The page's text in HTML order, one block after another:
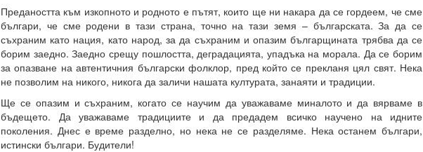
Предаността към изкопното и родното е пътят, които ще ни накара да се гордеем, че сме
българи, че сме родени в тази страна, точно на тази земя – българската. За да се
съхраним като нация, като народ, за да съхраним и опазим българщината трябва да се
борим заедно. Заедно срещу пошлостта, деградацията, упадъка на морала. Да се борим
за опазване на автентичния български фолклор, пред който се прекланя цял свят. Нека
не позволим на никого, никога да заличи нашата културата, занаяти и традиции.
Ще се опазим и съхраним, когато се научим да уважаваме миналото и да вярваме в
бъдещето. Да уважаваме традициите и да предадем всичко научено на идните
поколения. Днес е време разделно, но нека не се разделяме. Нека останем българи,
истински българи. Будители!